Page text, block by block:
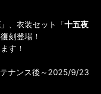
」、衣装セット「十五夜
刻登場！
す！
ナンス後～2025/9/23